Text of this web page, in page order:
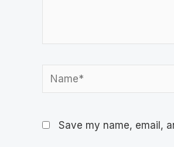
Save my name, email,